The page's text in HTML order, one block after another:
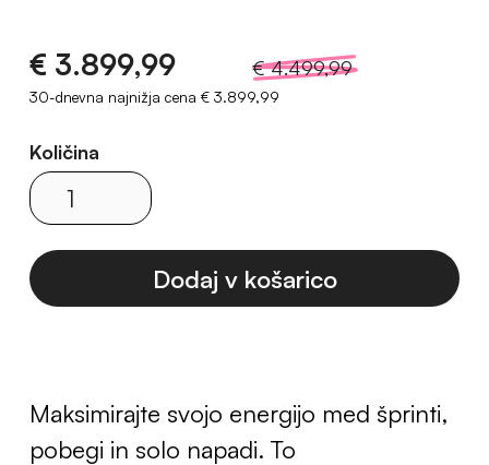
€ 3.899,99 € 4.499,99
30-dnevna najnižja cena € 3.899,99
Količina
Maksimirajte svojo energijo med šprinti,
pobegi in solo napadi. To